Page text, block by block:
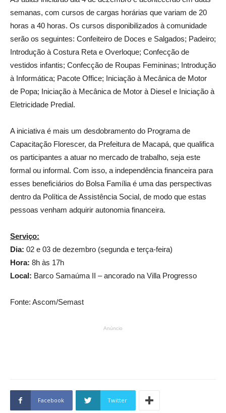
semanas, com cursos de cargas horárias que variam de 20
horas a 40 horas. Os cursos disponibilizados à comunidade
serão os seguintes: Confeiteiro de Doces e Salgados; Padeiro;
Introdução à Costura Reta e Overloque; Confecção de
vestidos infantis; Confecção de Roupas Femininas; Introdução
à Informática; Pacote Office; Iniciação à Mecânica de Motor
de Popa; Iniciação à Mecânica de Motor à Diesel e Iniciação à
Eletricidade Predial.
A iniciativa é mais um desdobramento do Programa de
Capacitação Florescer, da Prefeitura de Macapá, que qualifica
os participantes a atuar no mercado de trabalho, seja este
formal ou informal. Com isso, a independência financeira para
esses beneficiários do Bolsa Família é uma das perspectivas
dentro da Política de Assistência Social, de modo que estas
pessoas venham adquirir autonomia financeira.
Serviço:
Dia: 02 e 03 de dezembro (segunda e terça-feira)
Hora: 8h às 17h
Local: Barco Samaúma II – ancorado na Villa Progresso
Fonte: Ascom/Semast
Anúncio
Facebook Twitter